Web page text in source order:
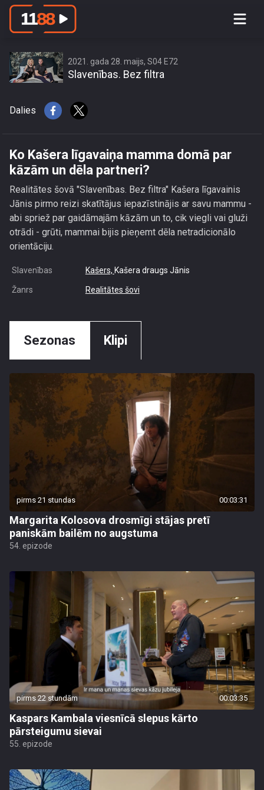
Ko Kašera līgavaiņa mamma domā
2021. gada 28. maijs, S04 E72
Slavenības. Bez filtra
Dalies
Ko Kašera līgavaiņa mamma domā par
kāzām un dēla partneri?
Realitātes šovā "Slavenības. Bez filtra" Kašera līgavainis
Jānis pirmo reizi skatītājus iepazīstinājis ar savu mammu -
abi spriež par gaidāmajām kāzām un to, cik viegli vai gluži
otrādi - grūti, mammai bijis pieņemt dēla netradicionālo
orientāciju.
Slavenības Kašers, Kašera draugs Jānis
Žanrs Realitātes šovi
Sezonas Klipi
pirms 21 stundas 00:03:31
Margarita Kolosova drosmīgi stājas pretī
paniskām bailēm no augstuma
54. epizode
pirms 22 stundām 00:03:35
Kaspars Kambala viesnīcā slepus kārto
pārsteigumu sievai
55. epizode